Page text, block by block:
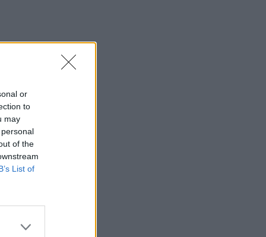
or
to
may
of the
List of